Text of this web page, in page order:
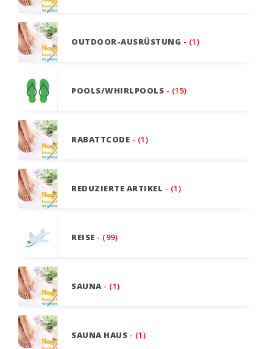
OUTDOOR-AUSRÜSTUNG - (1)
POOLS/WHIRLPOOLS - (15)
RABATTCODE - (1)
REDUZIERTE ARTIKEL - (1)
REISE - (99)
SAUNA - (1)
SAUNA HAUS - (1)